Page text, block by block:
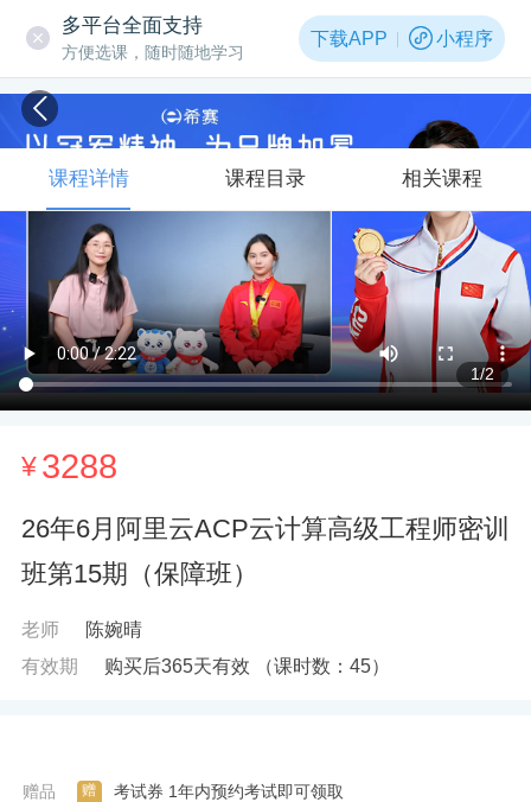
多平台全面支持
方便选课，随时随地学习
下载APP 小程序
1/2
¥3288
26年6月阿里云ACP云计算高级工程师密训
班第15期（保障班）
老师
陈婉晴
有效期
购买后365天有效 （课时数： 45）
赠品 赠 考试券 1年内预约考试即可领取
课程详情 课程目录 相关课程